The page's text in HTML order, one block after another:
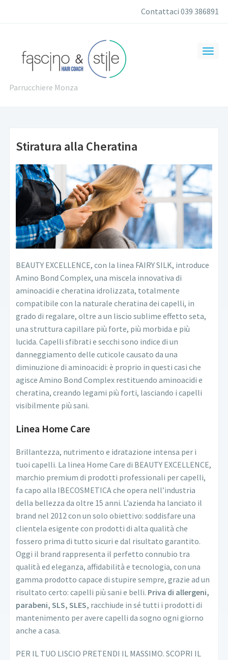
Contattaci 039 386891
Parrucchiere Monza
Stiratura alla Cheratina
BEAUTY EXCELLENCE, con la linea FAIRY SILK, introduce
Amino Bond Complex, una miscela innovativa di
aminoacidi e cheratina idrolizzata, totalmente
compatibile con la naturale cheratina dei capelli, in
grado di regalare, oltre a un liscio sublime effetto seta,
una struttura capillare più forte, più morbida e più
lucida. Capelli sfibrati e secchi sono indice di un
danneggiamento delle cuticole causato da una
diminuzione di aminoacidi: è proprio in questi casi che
agisce Amino Bond Complex restituendo aminoacidi e
cheratina, creando legami più forti, lasciando i capelli
visibilmente più sani.
Linea Home Care
Brillantezza, nutrimento e idratazione intensa per i
tuoi capelli. La linea Home Care di BEAUTY EXCELLENCE,
marchio premium di prodotti professionali per capelli,
fa capo alla IBECOSMETICA che opera nell’industria
della bellezza da oltre 15 anni. L’azienda ha lanciato il
brand nel 2012 con un solo obiettivo: soddisfare una
clientela esigente con prodotti di alta qualità che
fossero prima di tutto sicuri e dal risultato garantito.
Oggi il brand rappresenta il perfetto connubio tra
qualità ed eleganza, affidabilità e tecnologia, con una
gamma prodotto capace di stupire sempre, grazie ad un
risultato certo: capelli più sani e belli. Priva di allergeni,
parabeni, SLS, SLES, racchiude in sé tutti i prodotti di
mantenimento per avere capelli da sogno ogni giorno
anche a casa.
PER IL TUO LISCIO PRETENDI IL MASSIMO. SCOPRI IL